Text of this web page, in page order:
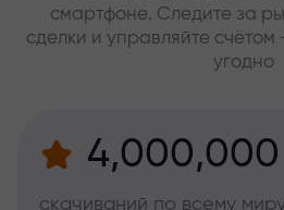
смартфоне. Следите за
сделки и управляйте счётом
угодно
4,000,000
скачиваний по всему